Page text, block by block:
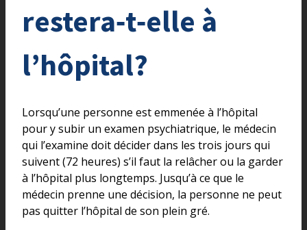
restera‑t‑elle à
l’hôpital?
Lorsqu’une personne est emmenée à l’hôpital
pour y subir un examen psychiatrique, le médecin
qui l’examine doit décider dans les trois jours qui
suivent (72 heures) s’il faut la relâcher ou la garder
à l’hôpital plus longtemps. Jusqu’à ce que le
médecin prenne une décision, la personne ne peut
pas quitter l’hôpital de son plein gré.